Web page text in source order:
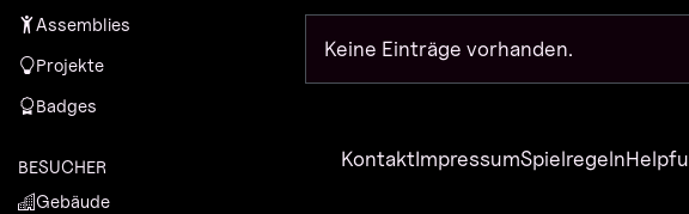
Assemblies
Projekte
Badges
BESUCHER
Gebäude
Keine Einträge vorhanden.
KontaktImpressumSpielregeln